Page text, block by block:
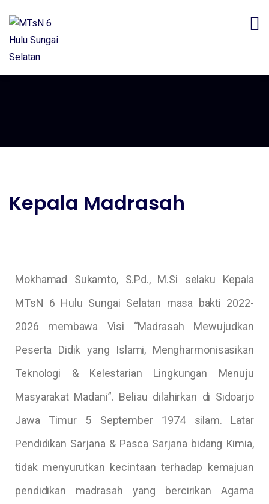
Kepala Madrasah
Mokhamad Sukamto, S.Pd., M.Si selaku Kepala
MTsN 6 Hulu Sungai Selatan masa bakti 2022-
2026 membawa Visi “Madrasah Mewujudkan
Peserta Didik yang Islami, Mengharmonisasikan
Teknologi & Kelestarian Lingkungan Menuju
Masyarakat Madani”. Beliau dilahirkan di Sidoarjo
Jawa Timur 5 September 1974 silam. Latar
Pendidikan Sarjana & Pasca Sarjana bidang Kimia,
tidak menyurutkan kecintaan terhadap kemajuan
pendidikan madrasah yang bercirikan Agama